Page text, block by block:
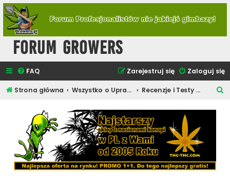
Forum Growers
FAQ Zaloguj się
Zarejestruj się
Strona główna Wszystko o Uprawie Roślin Konopi Recenzje i Testy Odmian Marihuany